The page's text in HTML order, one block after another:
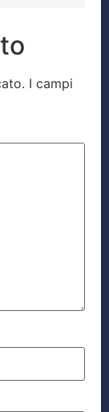
I campi